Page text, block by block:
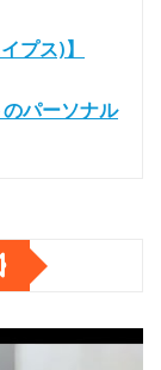
プス)】
パーソナル